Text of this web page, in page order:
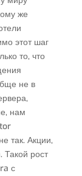
же
этот шаг
то, что
не в
нам
так. Акции,
Такой рост
с